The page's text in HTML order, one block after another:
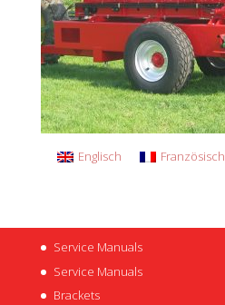
Englisch Französisch
Service Manuals
Service Manuals
Brackets